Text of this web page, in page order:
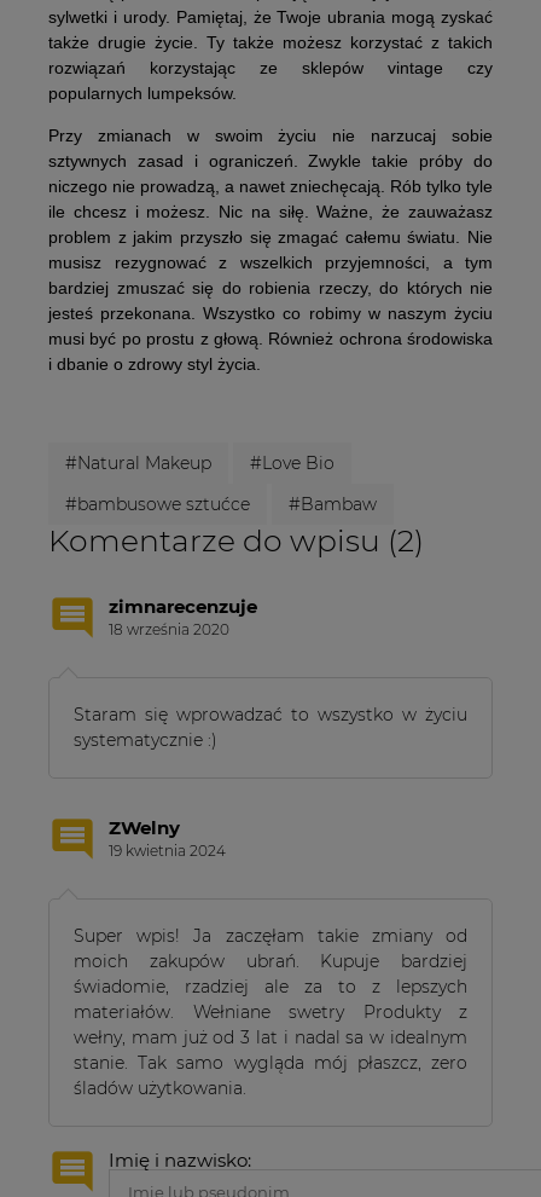
sylwetki i urody. Pamiętaj, że Twoje ubrania mogą zyskać
także drugie życie. Ty także możesz korzystać z takich
rozwiązań korzystając ze sklepów vintage czy
popularnych lumpeksów.
Przy zmianach w swoim życiu nie narzucaj sobie
sztywnych zasad i ograniczeń. Zwykle takie próby do
niczego nie prowadzą, a nawet zniechęcają. Rób tylko tyle
ile chcesz i możesz. Nic na siłę. Ważne, że zauważasz
problem z jakim przyszło się zmagać całemu światu. Nie
musisz rezygnować z wszelkich przyjemności, a tym
bardziej zmuszać się do robienia rzeczy, do których nie
jesteś przekonana. Wszystko co robimy w naszym życiu
musi być po prostu z głową. Również ochrona środowiska
i dbanie o zdrowy styl życia.
#Natural Makeup
#Love Bio
#bambusowe sztućce
#Bambaw
Komentarze do wpisu (2)
zimnarecenzuje
18 września 2020
Staram się wprowadzać to wszystko w życiu
systematycznie :)
ZWelny
19 kwietnia 2024
Super wpis! Ja zaczęłam takie zmiany od
moich zakupów ubrań. Kupuje bardziej
świadomie, rzadziej ale za to z lepszych
materiałów. Wełniane swetry Produkty z
wełny, mam już od 3 lat i nadal sa w idealnym
stanie. Tak samo wygląda mój płaszcz, zero
śladów użytkowania.
Imię i nazwisko: